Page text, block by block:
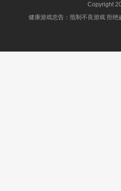
Copyright
健康游戏忠告：抵制不良游戏 拒